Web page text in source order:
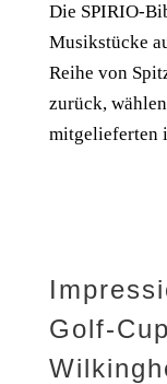
Die SPIRIO-
Musikstücke
Reihe von
zurück,
mitgelieferten
Golf-